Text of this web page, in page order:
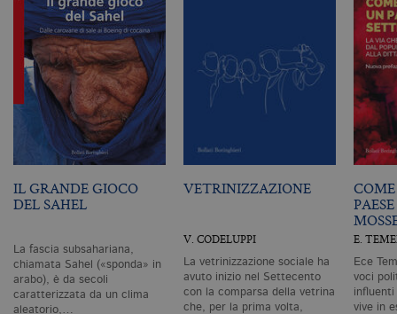
IL GRANDE GIOCO
DEL SAHEL
La fascia subsahariana,
chiamata Sahel («sponda» in
arabo), è da secoli
caratterizzata da un clima
aleatorio,…
VETRINIZZAZIONE
V. CODELUPPI
La vetrinizzazione sociale ha
avuto inizio nel Settecento
con la comparsa della vetrina
che, per la prima volta,
E.
Ece
voci
influenti
vive in